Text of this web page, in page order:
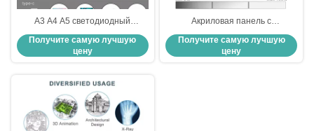
A3 A4 A5 светодиодный
световой трассировщик Ultra
Slim Light Tracer Light Box DC5V
Получите самую лучшую
цену
Акриловая панель с
светодиодной световой
панелью энергосбережения
световой коробки с световой
Получите самую лучшую
цену